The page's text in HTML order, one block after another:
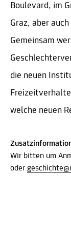
Boulevard, im
Graz, aber
Gemeinsam
die neuen
welche neuen
Wir bitten um
oder